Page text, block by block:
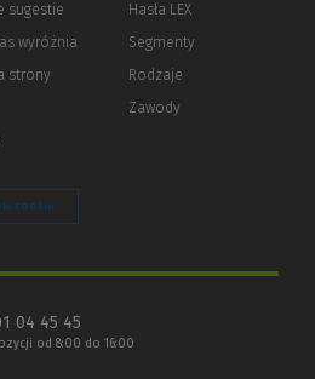
innej
strony)
sugestie
wyróżnia
strony
Hasła LEX
Segmenty
Rodzaje
Zawody
cookie
04 45 45
od 8:00 do 16:00